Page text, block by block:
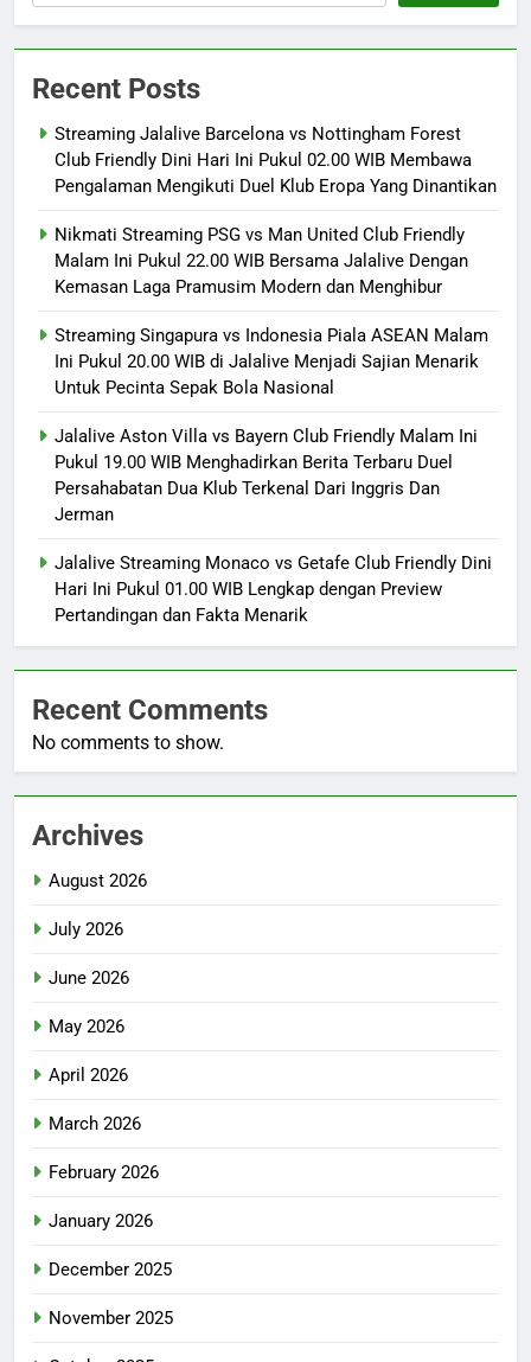
Recent Posts
Streaming Jalalive Barcelona vs Nottingham Forest
Club Friendly Dini Hari Ini Pukul 02.00 WIB Membawa
Pengalaman Mengikuti Duel Klub Eropa Yang Dinantikan
Nikmati Streaming PSG vs Man United Club Friendly
Malam Ini Pukul 22.00 WIB Bersama Jalalive Dengan
Kemasan Laga Pramusim Modern dan Menghibur
Streaming Singapura vs Indonesia Piala ASEAN Malam
Ini Pukul 20.00 WIB di Jalalive Menjadi Sajian Menarik
Untuk Pecinta Sepak Bola Nasional
Jalalive Aston Villa vs Bayern Club Friendly Malam Ini
Pukul 19.00 WIB Menghadirkan Berita Terbaru Duel
Persahabatan Dua Klub Terkenal Dari Inggris Dan
Jerman
Jalalive Streaming Monaco vs Getafe Club Friendly Dini
Hari Ini Pukul 01.00 WIB Lengkap dengan Preview
Pertandingan dan Fakta Menarik
Recent Comments
No comments to show.
Archives
August 2026
July 2026
June 2026
May 2026
April 2026
March 2026
February 2026
January 2026
December 2025
November 2025